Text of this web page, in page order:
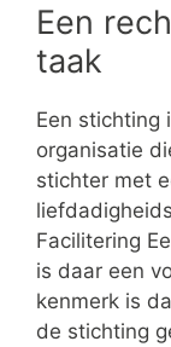
Een
taak
Een stichting
organisatie
stichter met
Facilitering
is daar een
kenmerk is
de stichting